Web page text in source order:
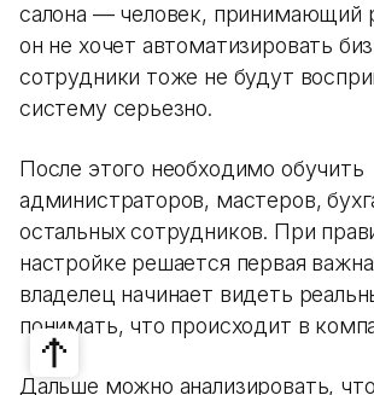
салона — человек, принимающий
он не хочет автоматизировать
сотрудники тоже не будут
систему серьезно.
После этого необходимо обучить
администраторов, мастеров,
остальных сотрудников. При
настройке решается первая
владелец начинает видеть
понимать, что происходит в
Дальше можно анализировать,